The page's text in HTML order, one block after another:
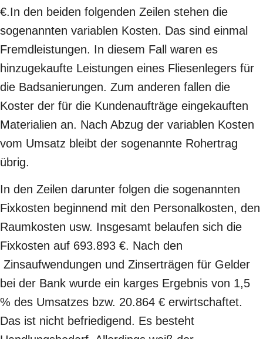
€.In den beiden folgenden Zeilen stehen die
sogenannten variablen Kosten. Das sind einmal
Fremdleistungen. In diesem Fall waren es
hinzugekaufte Leistungen eines Fliesenlegers für
die Badsanierungen. Zum anderen fallen die
Koster der für die Kundenaufträge eingekauften
Materialien an. Nach Abzug der variablen Kosten
vom Umsatz bleibt der sogenannte Rohertrag
übrig.
In den Zeilen darunter folgen die sogenannten
Fixkosten beginnend mit den Personalkosten, den
Raumkosten usw. Insgesamt belaufen sich die
Fixkosten auf 693.893 €. Nach den
Zinsaufwendungen und Zinserträgen für Gelder
bei der Bank wurde ein karges Ergebnis von 1,5
% des Umsatzes bzw. 20.864 € erwirtschaftet.
Das ist nicht befriedigend. Es besteht